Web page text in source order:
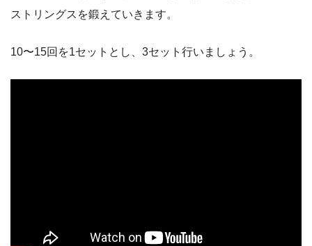
ストリングスを鍛えていきます。
10〜15回を1セットとし、3セット行いましょう。